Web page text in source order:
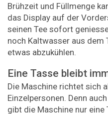
Brühzeit und Füllmenge
das Display auf der
seinen Tee sofort
noch Kaltwasser aus dem
etwas abzukühlen.
Eine Tasse bleibt
Die Maschine richtet sich
Einzelpersonen. Denn
gibt die Maschine nur eine